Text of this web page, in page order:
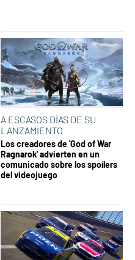
A ESCASOS DÍAS DE SU
LANZAMIENTO
Los creadores de 'God of War
Ragnarok' advierten en un
comunicado sobre los spoílers
del videojuego